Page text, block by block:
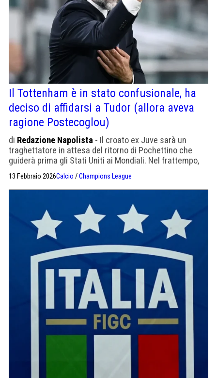
Il Tottenham è in stato confusionale, ha
deciso di affidarsi a Tudor (allora aveva
ragione Postecoglou)
di Redazione Napolista - Il croato ex Juve sarà un
traghettatore in attesa del ritorno di Pochettino che
guiderà prima gli Stati Uniti ai Mondiali. Nel frattempo,
infortuni importanti.
13 Febbraio 2026Calcio /Champions League